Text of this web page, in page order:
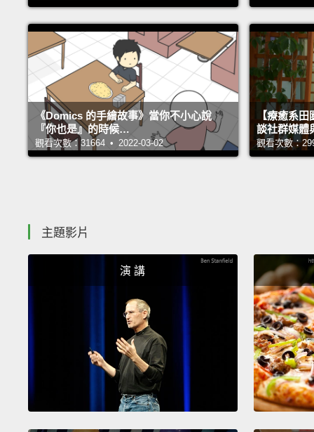
《Domics 的手繪故事》當你不小心說
『你也是』的時候…
觀看次數：31664 • 2022-03-02
【療癒系
談社群媒體
觀看次數：
主題影片
演 講